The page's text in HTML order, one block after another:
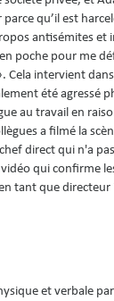
qu’il est
antisémites et
poche pour me
Cela intervient
été agressé
au travail en
a filmé la
direct qui n'a
qui confirme
tant que directeur
et verbale